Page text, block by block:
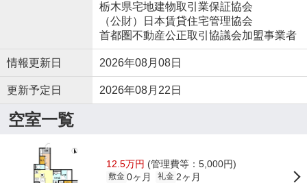
栃木県宅地建物取引業保証協会
（公財）日本賃貸住宅管理協会
首都圏不動産公正取引協議会加盟事業者
情報更新日 2026年08月08日
更新予定日 2026年08月22日
空室一覧
12.5万円 (管理費等：5,000円)
敷金 0ヶ月 礼金 2ヶ月